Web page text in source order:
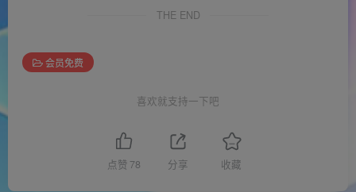
THE END
会员免费
喜欢就支持一下吧
点赞 78 分享 收藏